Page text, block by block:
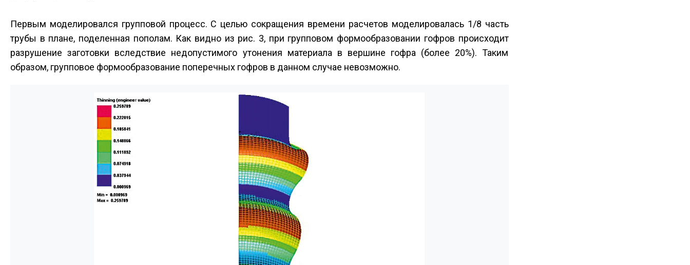
Первым моделировался групповой процесс. С целью сокращения времени расчетов моделировалась 1/8 часть
трубы в плане, поделенная пополам. Как видно из рис. 3, при групповом формообразовании гофров происходит
разрушение заготовки вследствие недопустимого утонения материала в вершине гофра (более 20%). Таким
образом, групповое формообразование поперечных гофров в данном случае невозможно.